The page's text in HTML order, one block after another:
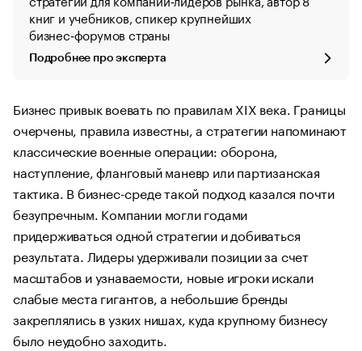
книг и учебников, спикер крупнейших
бизнес‑форумов страны
Подробнее про эксперта
Бизнес привык воевать по правилам XIX века. Границы
очерчены, правила известны, а стратегии напоминают
классические военные операции: оборона,
наступление, фланговый маневр или партизанская
тактика. В бизнес-среде такой подход казался почти
безупречным. Компании могли годами
придерживаться одной стратегии и добиваться
результата. Лидеры удерживали позиции за счет
масштабов и узнаваемости, новые игроки искали
слабые места гигантов, а небольшие бренды
закреплялись в узких нишах, куда крупному бизнесу
было неудобно заходить.